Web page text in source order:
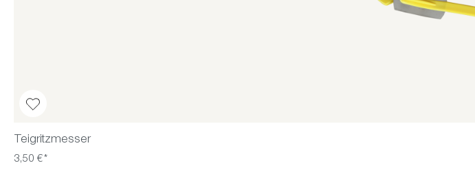
Teigritzmesser
3,50 €*